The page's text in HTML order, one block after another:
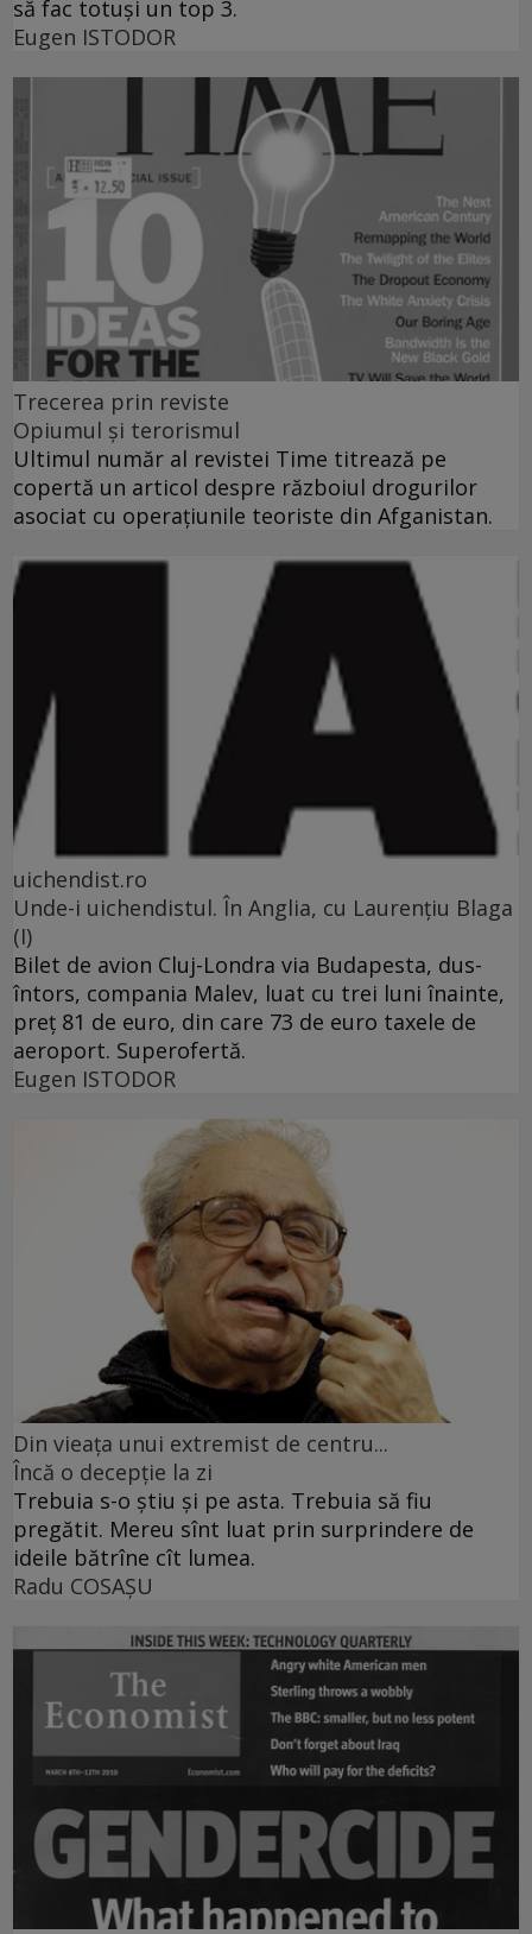
să fac totuşi un top 3.
Eugen ISTODOR
Trecerea prin reviste
Opiumul şi terorismul
Ultimul număr al revistei Time titrează pe
copertă un articol despre războiul drogurilor
asociat cu operaţiunile teoriste din Afganistan.
uichendist.ro
Unde-i uichendistul. În Anglia, cu Laurenţiu Blaga
(I)
Bilet de avion Cluj-Londra via Budapesta, dus-
întors, compania Malev, luat cu trei luni înainte,
preţ 81 de euro, din care 73 de euro taxele de
aeroport. Superofertă.
Eugen ISTODOR
Din vieaţa unui extremist de centru...
Încă o decepţie la zi
Trebuia s-o ştiu şi pe asta. Trebuia să fiu
pregătit. Mereu sînt luat prin surprindere de
ideile bătrîne cît lumea.
Radu COSAŞU